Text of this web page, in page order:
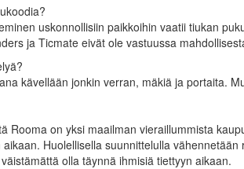
uskonnollisiin paikkoihin vaatii tiukan
ja Ticmate eivät ole vastuussa
kävellään jonkin verran, mäkiä ja portaita.
Rooma on yksi maailman vieraillummista
Huolellisella suunnittelulla
olla täynnä ihmisiä tiettyyn aikaan.